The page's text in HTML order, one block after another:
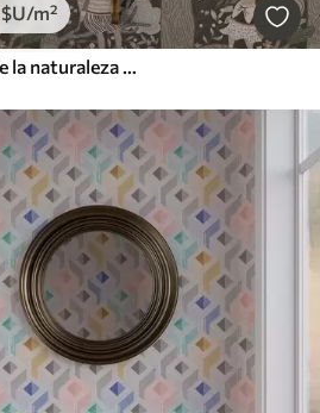
$U/m²
Dibujo gráfico a mano de la naturaleza en estilo étnico